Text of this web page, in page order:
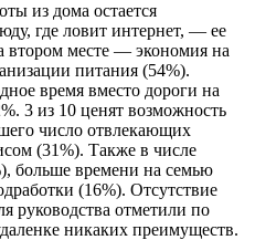
из дома остается
где ловит интернет, — ее
месте — экономия на
питания (54%).
время вместо дороги на
3 из 10 ценят возможность
число отвлекающих
(31%). Также в числе
больше времени на семью
(16%). Отсутствие
руководства отметили по
никаких преимуществ.